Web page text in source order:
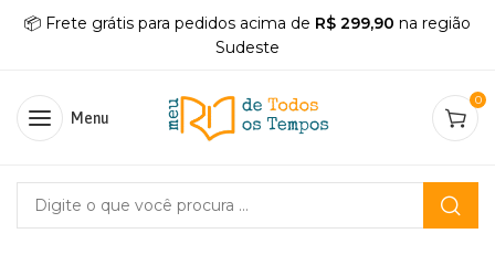
📦 Frete grátis para pedidos acima de R$ 299,90 na região
Sudeste
Menu
0